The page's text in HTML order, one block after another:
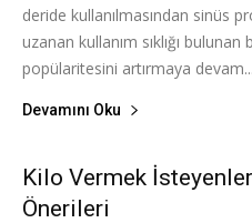
deride kullanılmasından sinüs
uzanan kullanım sıklığı
popülaritesini artırmaya devam...
Devamını Oku
Kilo Vermek
Önerileri